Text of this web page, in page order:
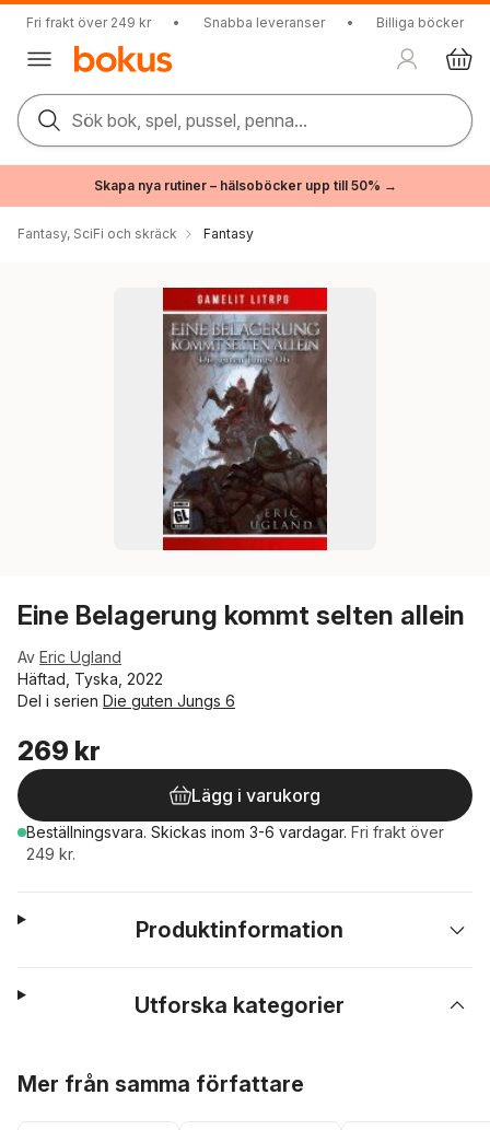
Fri frakt över 249 kr • Snabba leveranser • Billiga böcker
Sök bok, spel, pussel, penna...
Skapa nya rutiner – hälsoböcker upp till 50% →
Fantasy, SciFi och skräck Fantasy
Eine Belagerung kommt selten allein
Av Eric Ugland
Häftad, Tyska, 2022
Del i serien Die guten Jungs 6
269 kr
Lägg i varukorg
Beställningsvara. Skickas inom 3-6 vardagar. Fri frakt över
249 kr.
Produktinformation
Utforska kategorier
Mer från samma författare